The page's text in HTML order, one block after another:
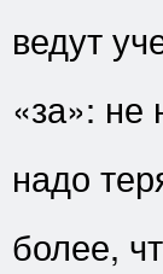
ведут
«за»: не
надо
более,